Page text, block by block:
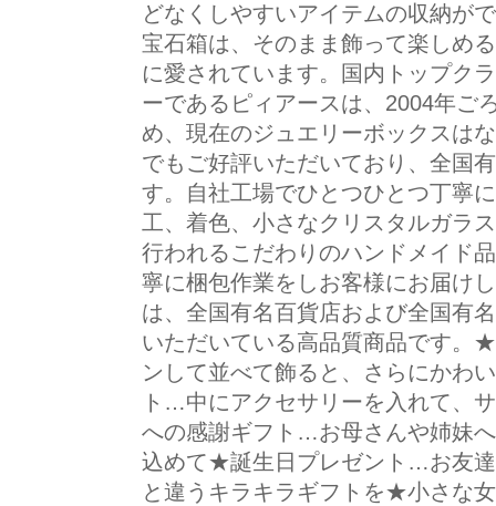
どなくしやすいアイテムの収納が
宝石箱は、そのまま飾って楽しめ
に愛されています。国内トップク
ーであるピィアースは、2004年ご
め、現在のジュエリーボックスは
でもご好評いただいており、全国
す。自社工場でひとつひとつ丁寧
工、着色、小さなクリスタルガラ
行われるこだわりのハンドメイド
寧に梱包作業をしお客様にお届け
は、全国有名百貨店および全国有
いただいている高品質商品です
ンして並べて飾ると、さらにかわ
ト…中にアクセサリーを入れて、
への感謝ギフト…お母さんや姉妹
込めて★誕生日プレゼント…お友
と違うキラキラギフトを★小さな